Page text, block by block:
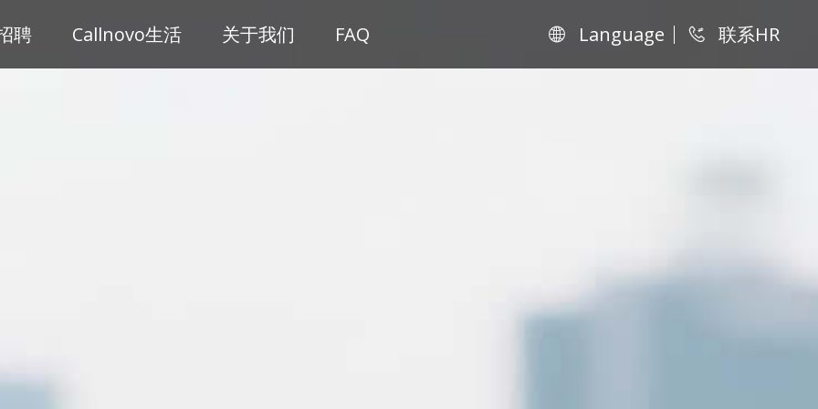
聘 Callnovo生活 关于我们 FAQ Language 联系HR